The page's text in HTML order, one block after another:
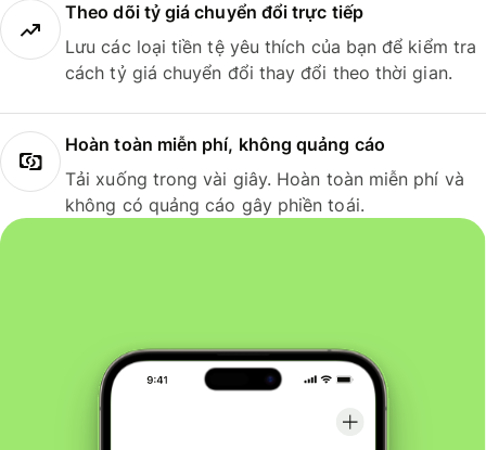
Theo dõi tỷ giá chuyển đổi trực tiếp
Lưu các loại tiền tệ yêu thích của bạn để kiểm tra
cách tỷ giá chuyển đổi thay đổi theo thời gian.
Hoàn toàn miễn phí, không quảng cáo
Tải xuống trong vài giây. Hoàn toàn miễn phí và
không có quảng cáo gây phiền toái.